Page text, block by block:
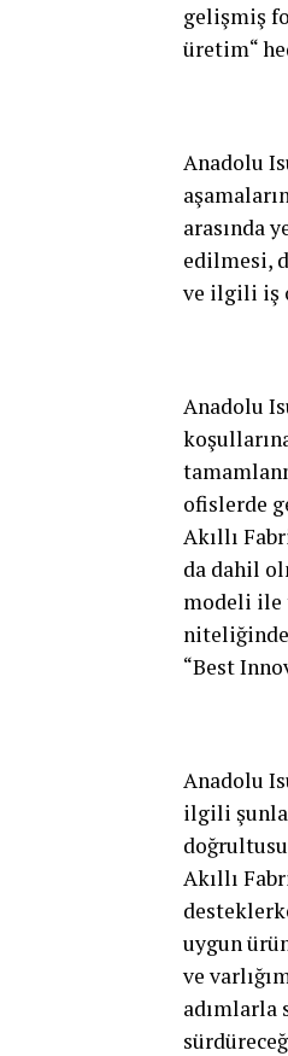
gelişmiş
üretim“
Anadolu
arasında
edilmesi,
ve ilgili iş
Anadolu
ofislerde
Akıllı
da dahil
modeli ile
“Best
Anadolu
ilgili
Akıllı
uygun
ve
adımlarla